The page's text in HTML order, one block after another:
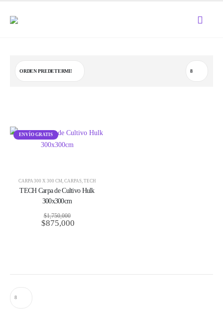
ENVÍO GRATIS
CARPA 300 X 300 CM, CARPAS, TECH
TECH Carpa de Cultivo Hulk
300x300cm
$1,750,000
$875,000